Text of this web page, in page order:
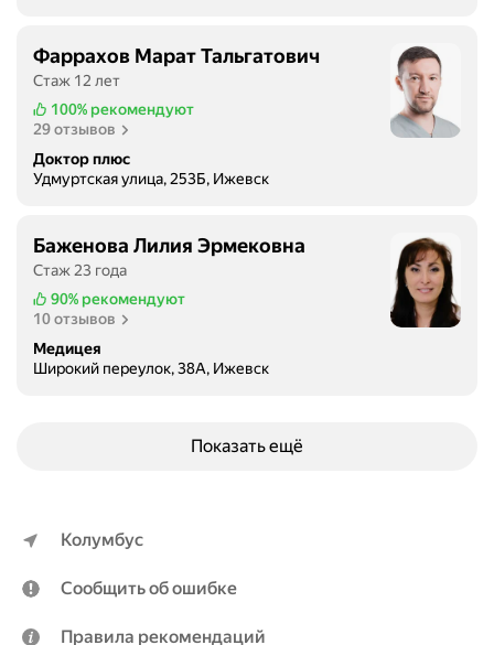
Фаррахов Марат Тальгатович
Стаж 12 лет
100% рекомендуют
29 отзывов
Доктор плюс
Удмуртская улица, 253Б, Ижевск
Баженова Лилия Эрмековна
Стаж 23 года
90% рекомендуют
10 отзывов
Медицея
Широкий переулок, 38А, Ижевск
Показать ещё
Колумбус
Сообщить об ошибке
Правила рекомендаций